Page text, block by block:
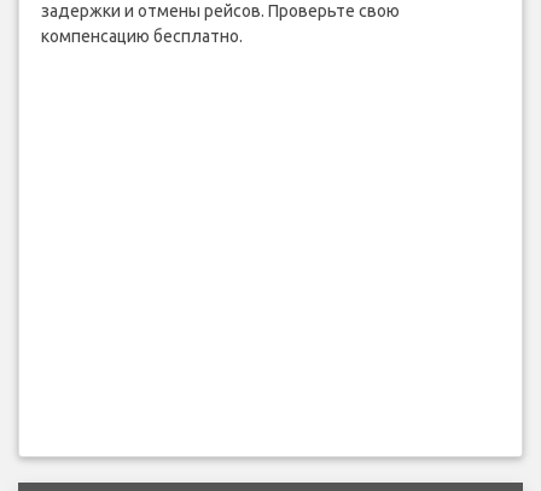
задержки и отмены рейсов. Проверьте свою
компенсацию бесплатно.